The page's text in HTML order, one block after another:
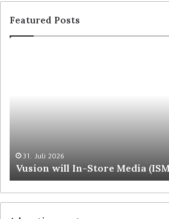
Featured Posts
31. Juli 2026
Vusion will In-Store Media